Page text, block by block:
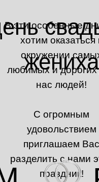
жениха
В эти особенные
хотим оказаться
окружении
любимых и дорогих
нас людей!
С огромным
удовольствием
приглашаем Вас
разделить с нами
праздник!